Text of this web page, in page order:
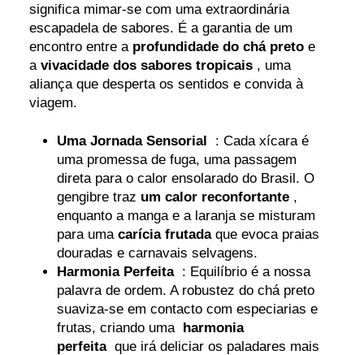
significa mimar-se com uma extraordinária
escapadela de sabores. É a garantia de um
encontro entre a profundidade do chá preto e
avivacidade dos sabores tropicais , uma
aliança que desperta os sentidos e convida à
viagem.
Uma Jornada Sensorial
: Cada xícara é
uma promessa de fuga, uma passagem
direta para o calor ensolarado do Brasil. O
gengibre traz um calor reconfortante ,
enquanto a manga e a laranja se misturam
para umacarícia frutadaque evoca praias
douradas e carnavais selvagens.
Harmonia Perfeita: Equilíbrio é a nossa
palavra de ordem. A robustez do chá preto
suaviza-se em contacto com especiarias e
frutas, criando uma harmonia
perfeitaque irá deliciar os paladares mais